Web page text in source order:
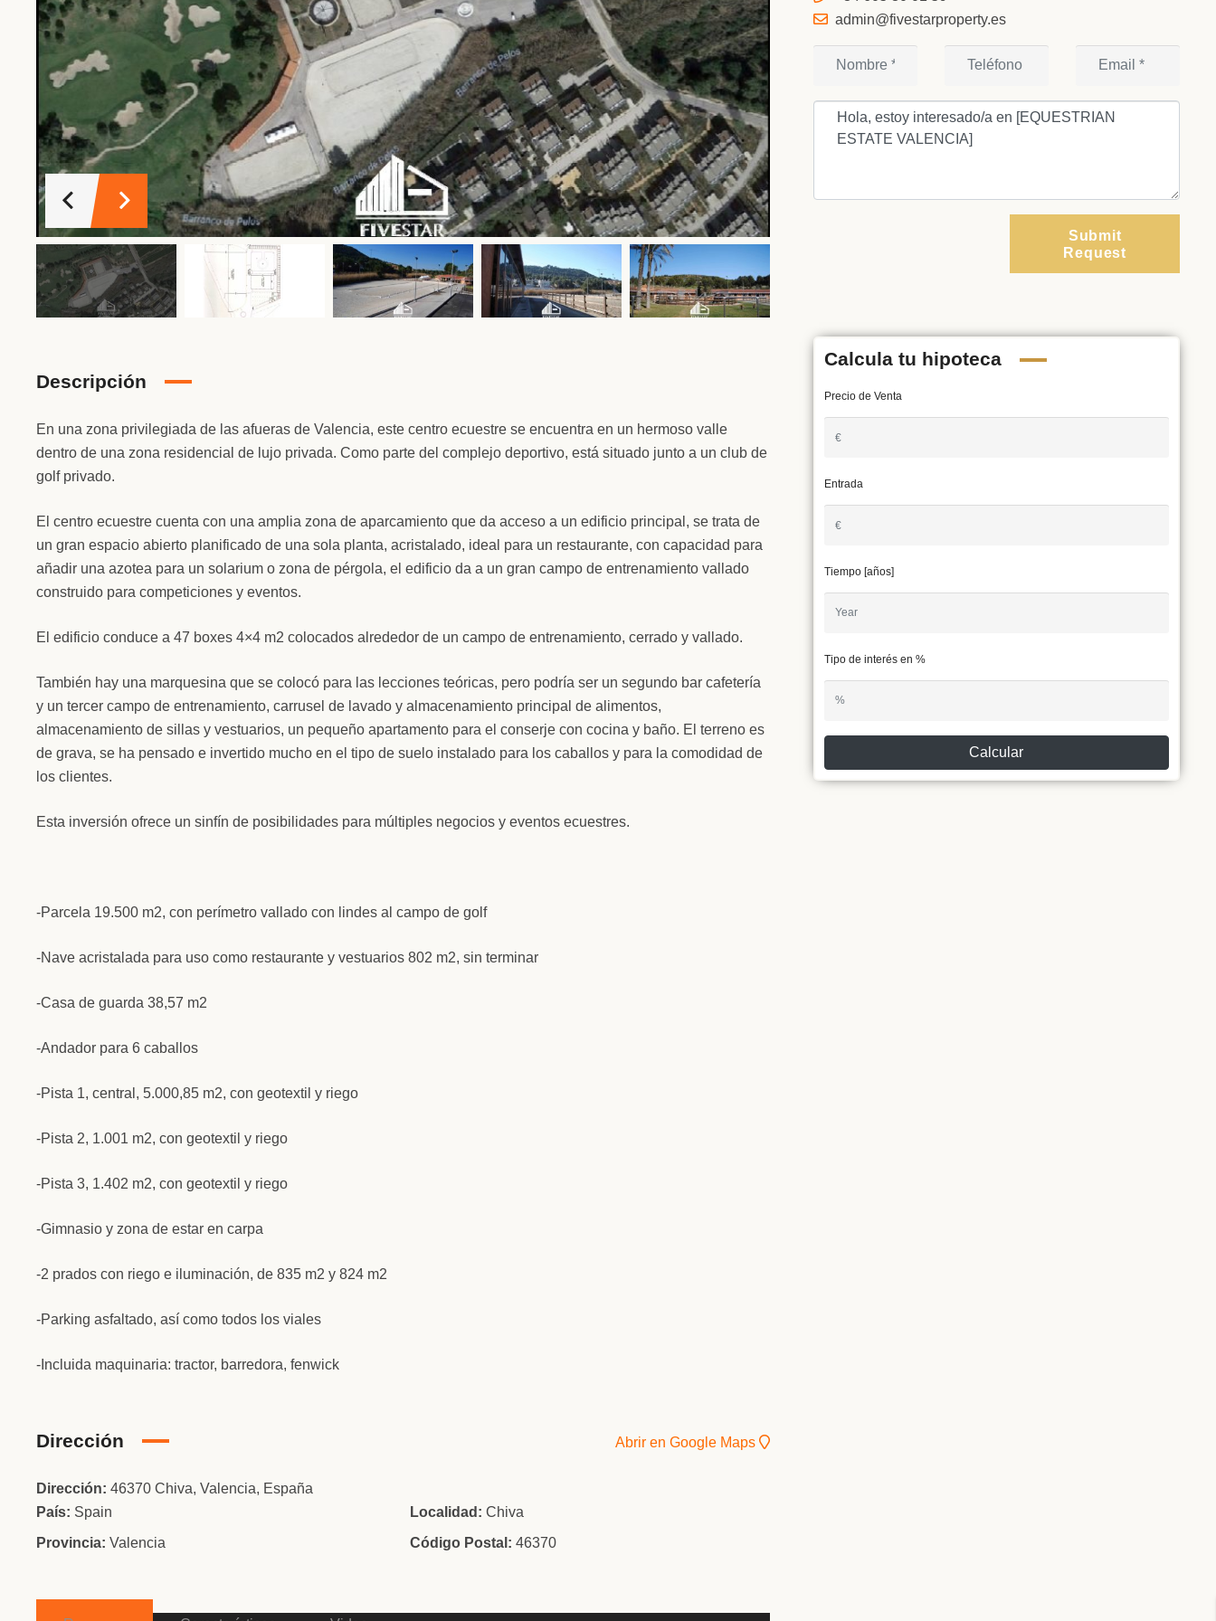
Descripción
En una zona privilegiada de las afueras de Valencia, este centro ecuestre se encuentra en un hermoso valle
dentro de una zona residencial de lujo privada. Como parte del complejo deportivo, está situado junto a un club de
golf privado.
El centro ecuestre cuenta con una amplia zona de aparcamiento que da acceso a un edificio principal, se trata de
un gran espacio abierto planificado de una sola planta, acristalado, ideal para un restaurante, con capacidad para
añadir una azotea para un solarium o zona de pérgola, el edificio da a un gran campo de entrenamiento vallado
construido para competiciones y eventos.
El edificio conduce a 47 boxes 4×4 m2 colocados alrededor de un campo de entrenamiento, cerrado y vallado.
También hay una marquesina que se colocó para las lecciones teóricas, pero podría ser un segundo bar cafetería
y un tercer campo de entrenamiento, carrusel de lavado y almacenamiento principal de alimentos,
almacenamiento de sillas y vestuarios, un pequeño apartamento para el conserje con cocina y baño. El terreno es
de grava, se ha pensado e invertido mucho en el tipo de suelo instalado para los caballos y para la comodidad de
los clientes.
Esta inversión ofrece un sinfín de posibilidades para múltiples negocios y eventos ecuestres.
-Parcela 19.500 m2, con perímetro vallado con lindes al campo de golf
-Nave acristalada para uso como restaurante y vestuarios 802 m2, sin terminar
-Casa de guarda 38,57 m2
-Andador para 6 caballos
-Pista 1, central, 5.000,85 m2, con geotextil y riego
-Pista 2, 1.001 m2, con geotextil y riego
-Pista 3, 1.402 m2, con geotextil y riego
-Gimnasio y zona de estar en carpa
-2 prados con riego e iluminación, de 835 m2 y 824 m2
-Parking asfaltado, así como todos los viales
-Incluida maquinaria: tractor, barredora, fenwick
Dirección
Dirección: 46370 Chiva, Valencia, España
País: Spain
Provincia: Valencia
Localidad: Chiva
Código Postal: 46370
Abrir en Google Maps
admin@fivestarproperty.es
Submit
Request
Calcula tu hipoteca
Precio de Venta
Entrada
Tiempo [años]
Tipo de interés en %
Calcular